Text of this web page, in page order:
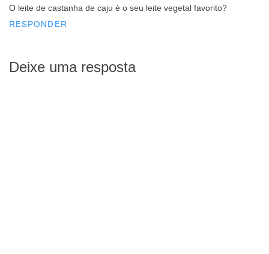
O leite de castanha de caju é o seu leite vegetal favorito?
RESPONDER
Deixe uma resposta